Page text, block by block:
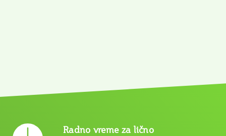
Radno vreme za lično